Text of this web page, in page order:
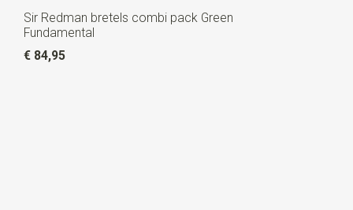
Sir Redman bretels combi pack Green
Fundamental
€ 84,95